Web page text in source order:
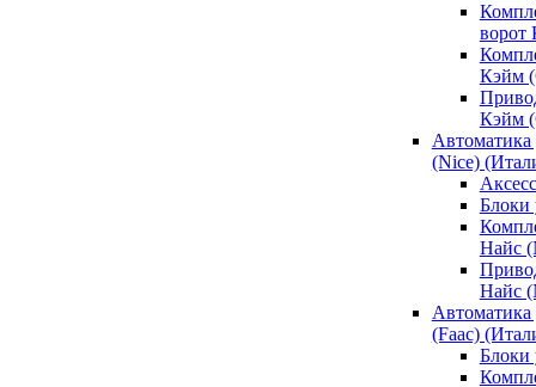
ворот
Кэйм
Кэйм
(Nice)
Блоки
Найс
Найс
(Faac)